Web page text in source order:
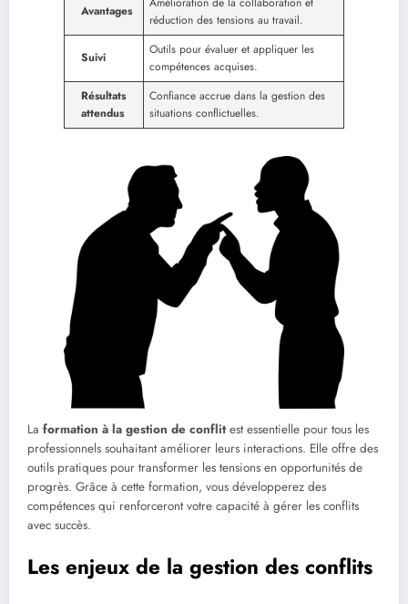
Avantages
réduction des tensions au travail.
Suivi
Outils pour évaluer et appliquer les
compétences acquises.
Résultats
attendus
Confiance accrue dans la gestion des
situations conflictuelles.
La formation à la gestion de conflitest essentielle pour tous les
professionnels souhaitant améliorer leurs interactions. Elle offre des
outils pratiques pour transformer les tensions en opportunités de
progrès. Grâce à cette formation, vous développerez des
compétences qui renforceront votre capacité à gérer les conflits
avec succès.
Les enjeux de la gestion des conflits